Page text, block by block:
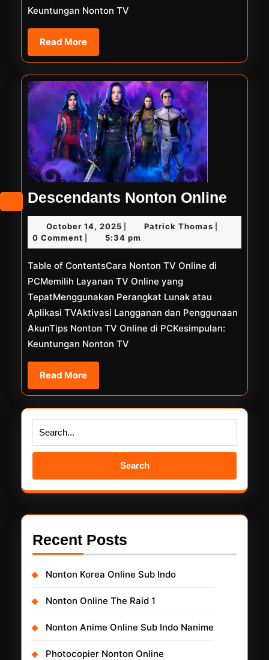
Keuntungan Nonton TV
Read MoreRead
More
Descendants Nonton Online
October 14, 2025 October
14,
2025
Patrick ThomasPatrick
0 Comment 5:34 pm
Table of ContentsCara Nonton TV Online di
PCMemilih Layanan TV Online yang
TepatMenggunakan Perangkat Lunak atau
Aplikasi TVAktivasi Langganan dan Penggunaan
AkunTips Nonton TV Online di PCKesimpulan:
Keuntungan Nonton TV
Read MoreRead
More
Search
Recent Posts
Nonton Korea Online Sub Indo
Nonton Online The Raid 1
Nonton Anime Online Sub Indo Nanime
Photocopier Nonton Online